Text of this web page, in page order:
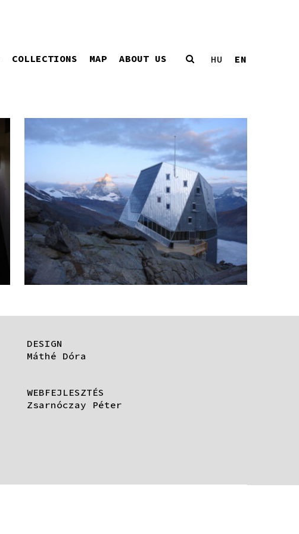
COLLECTIONS MAP ABOUT US HU EN
DESIGN
Máthé Dóra
WEBFEJLESZTÉS
Zsarnóczay Péter